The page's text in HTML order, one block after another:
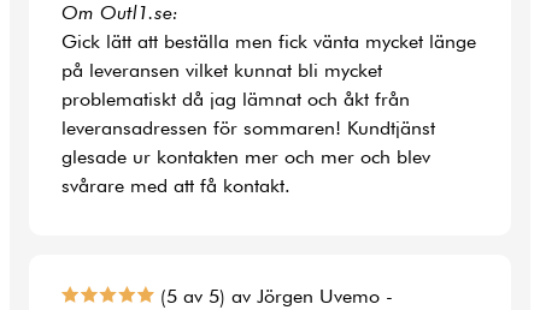
Om Outl1.se:
Gick lätt att beställa men fick vänta mycket länge
på leveransen vilket kunnat bli mycket
problematiskt då jag lämnat och åkt från
leveransadressen för sommaren! Kundtjänst
glesade ur kontakten mer och mer och blev
svårare med att få kontakt.
(5 av 5) av Jörgen Uvemo -